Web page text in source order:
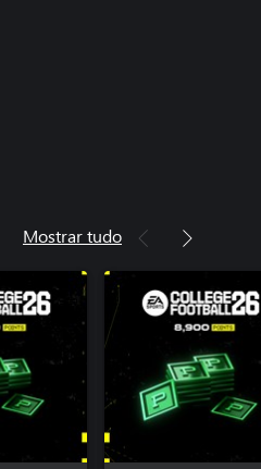
Mostrar tudo